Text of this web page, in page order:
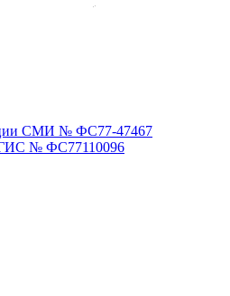
СМИ № ФС77-47467
№ ФС77110096